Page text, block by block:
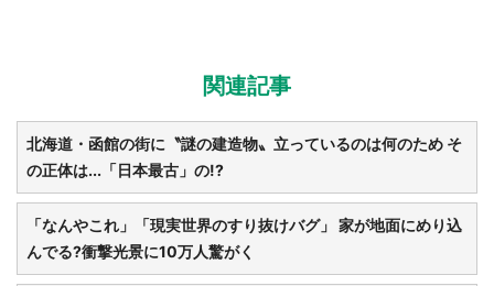
関連記事
北海道・函館の街に〝謎の建造物〟立っているのは何のため そ
の正体は...「日本最古」の!?
「なんやこれ」「現実世界のすり抜けバグ」 家が地面にめり込
んでる?衝撃光景に10万人驚がく